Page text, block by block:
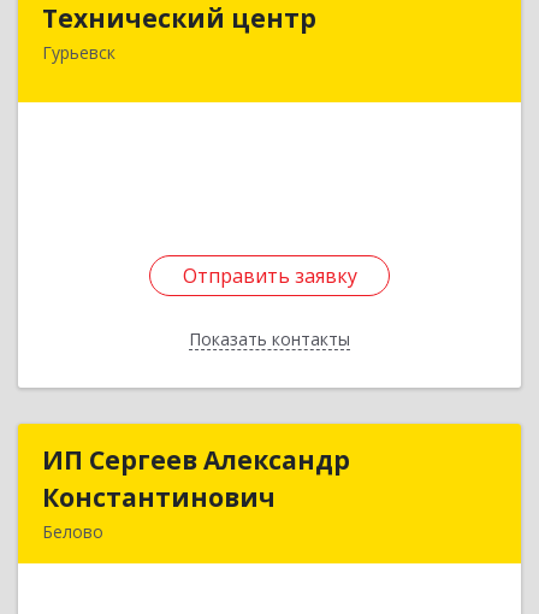
Технический центр
Гурьевск
Отправить заявку
Показать контакты
Отправить заявку
Назад
ИП Сергеев Александр
Константинович
Белово
ИП Сергеев Александр
Константинович